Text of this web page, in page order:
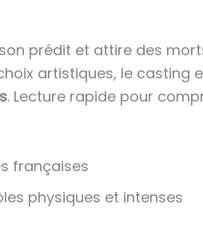
prédit et attire des
artistiques, le casting
. Lecture rapide pour
françaises
physiques et intenses